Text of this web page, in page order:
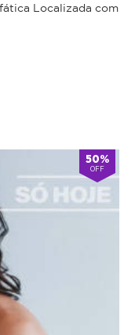
Localizada com
50%
OFF